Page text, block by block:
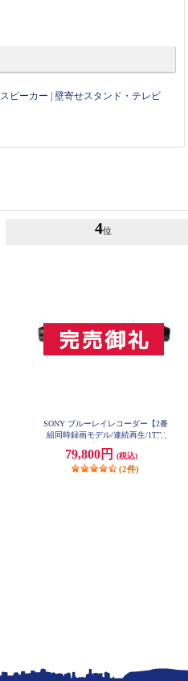
ピーカー |壁寄せスタンド・テレビ
4位
SONY ブルーレイレコーダー【2番
組同時録画モデル/連続再生/1TB/
79,800円 (税込)
(2件)